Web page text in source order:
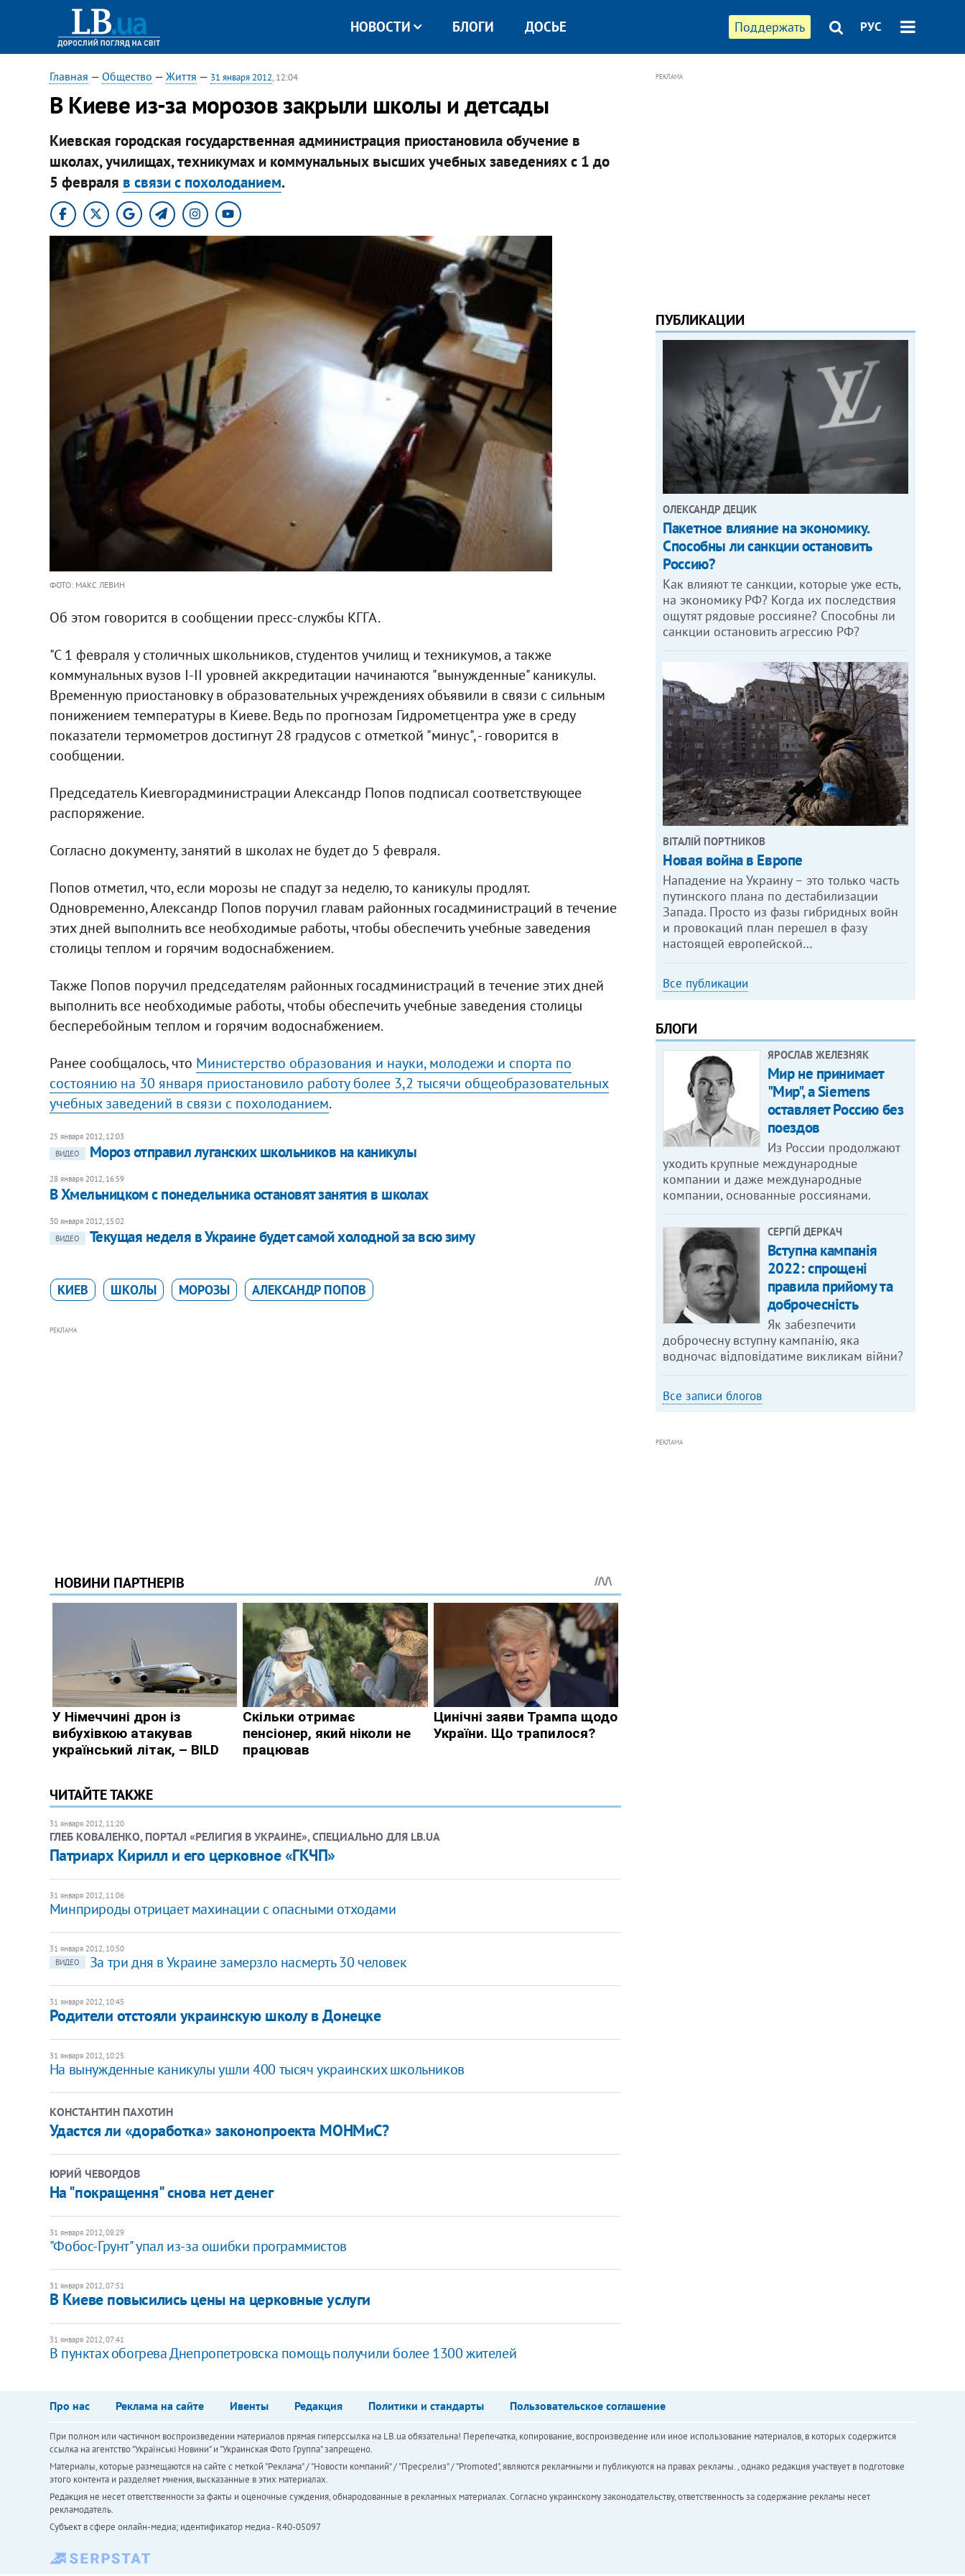
Поддержать РУС
НОВОСТИ БЛОГИ ДОСЬЕ
Главная — Общество — Життя — 31 января 2012, 12:04
В Киеве из-за морозов закрыли школы и детсады
Киевская городская государственная администрация приостановила обучение в
школах, училищах, техникумах и коммунальных высших учебных заведениях с 1 до
5 февраля в связи с похолоданием.
ФОТО: МАКС ЛЕВИН
Об этом говорится в сообщении пресс-службы КГГА.
"С 1 февраля у столичных школьников, студентов училищ и техникумов, а также
коммунальных вузов I-II уровней аккредитации начинаются "вынужденные" каникулы.
Временную приостановку в образовательных учреждениях объявили в связи с сильным
понижением температуры в Киеве. Ведь по прогнозам Гидрометцентра уже в среду
показатели термометров достигнут 28 градусов с отметкой "минус", - говорится в
сообщении.
Председатель Киевгорадминистрации Александр Попов подписал соответствующее
распоряжение.
Согласно документу, занятий в школах не будет до 5 февраля.
Попов отметил, что, если морозы не спадут за неделю, то каникулы продлят.
Одновременно, Александр Попов поручил главам районных госадминистраций в течение
этих дней выполнить все необходимые работы, чтобы обеспечить учебные заведения
столицы теплом и горячим водоснабжением.
Также Попов поручил председателям районных госадминистраций в течение этих дней
выполнить все необходимые работы, чтобы обеспечить учебные заведения столицы
бесперебойным теплом и горячим водоснабжением.
Ранее сообщалось, что Министерство образования и науки, молодежи и спорта по
состоянию на 30 января приостановило работу более 3,2 тысячи общеобразовательных
учебных заведений в связи с похолоданием.
25 января 2012, 12:03
ВИДЕО
​Мороз отправил луганских школьников на каникулы
28 января 2012, 16:59
​В Хмельницком с понедельника остановят занятия в школах
30 января 2012, 15:02
ВИДЕО
Текущая неделя в Украине будет самой холодной за всю зиму
КИЕВ ШКОЛЫ МОРОЗЫ АЛЕКСАНДР ПОПОВ
РЕКЛАМА
ЧИТАЙТЕ ТАКЖЕ
31 января 2012, 11:20
ГЛЕБ КОВАЛЕНКО, ПОРТАЛ «РЕЛИГИЯ В УКРАИНЕ», СПЕЦИАЛЬНО ДЛЯ LB.UA
Патриарх Кирилл и его церковное «ГКЧП»
31 января 2012, 11:06
Минприроды отрицает махинации с опасными отходами
31 января 2012, 10:50
ВИДЕО
За три дня в Украине замерзло насмерть 30 человек
31 января 2012, 10:45
Родители отстояли украинскую школу в Донецке
31 января 2012, 10:25
На вынужденные каникулы​ ушли 400 тысяч украинских школьников
КОНСТАНТИН ПАХОТИН
Удастся ли «доработка» законопроекта МОНМиС?
ЮРИЙ ЧЕВОРДОВ
На "покращення" снова нет денег
31 января 2012, 08:29
"Фобос-Грунт" упал из-за ошибки программистов
31 января 2012, 07:51
В Киеве повыcились цены на церковные услуги
31 января 2012, 07:41
В пунктах обогрева Днепропетровска помощь получили более 1300 жителей
РЕКЛАМА
ПУБЛИКАЦИИ
ОЛЕКСАНДР ДЕЦИК
Пакетное влияние на экономику.
Способны ли санкции остановить
Россию?
Как влияют те санкции, которые уже есть,
на экономику РФ? Когда их последствия
ощутят рядовые россияне? Способны ли
санкции остановить агрессию РФ?
ВІТАЛІЙ ПОРТНИКОВ
Новая война в Европе
Нападение на Украину – это только часть
путинского плана по дестабилизации
Запада. Просто из фазы гибридных войн
и провокаций план перешел в фазу
настоящей европейской…
Все публикации
БЛОГИ
ЯРОСЛАВ ЖЕЛЕЗНЯК
Мир не принимает
"Мир", а Siemens
оставляет Россию без
поездов
Из России продолжают
уходить крупные международные
компании и даже международные
компании, основанные россиянами.
СЕРГІЙ ДЕРКАЧ
Вступна кампанія
2022: спрощені
правила прийому та
доброчесність
Як забезпечити
доброчесну вступну кампанію, яка
водночас відповідатиме викликам війни?
Все записи блогов
РЕКЛАМА
Про нас Реклама на сайте Ивенты Редакция Политики и стандарты Пользовательское соглашение
При полном или частичном воспроизведении материалов прямая гиперссылка на LB.ua обязательна! Перепечатка, копирование, воспроизведение или иное использование материалов, в которых содержится
ссылка на агентство "Українськi Новини" и "Украинская Фото Группа" запрещено.
Материалы, которые размещаются на сайте с меткой "Реклама" / "Новости компаний" / "Пресрелиз" / "Promoted", являются рекламными и публикуются на правах рекламы. , однако редакция участвует в подготовке
этого контента и разделяет мнения, высказанные в этих материалах.
Редакция не несет ответственности за факты и оценочные суждения, обнародованные в рекламных материалах. Согласно украинскому законодательству, ответственность за содержание рекламы несет
рекламодатель.
Субъект в сфере онлайн-медиа; идентификатор медиа - R40-05097